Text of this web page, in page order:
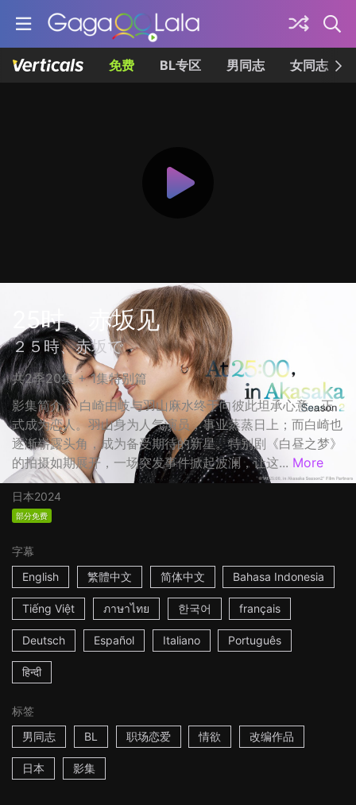
免费 BL专区 男同志 女同志
25时，赤坂见
２５時、赤坂で
共2季20集 + 1集特别篇
影集简介： 白崎由岐与羽山麻水终于向彼此坦承心意，正
式成为恋人。羽山身为人气演员，事业蒸蒸日上；而白崎也
逐渐崭露头角，成为备受期待的新星。特别剧《白昼之梦》
的拍摄如期展开，一场突发事件掀起波澜，让这... More
日本2024
部分免费
字幕
English
繁體中文 简体中文 Bahasa Indonesia
Tiếng Việt ภาษาไทย 한국어 français
Deutsch Español Italiano Português
हिन्दी
标签
男同志
BL 职场恋爱 情欲 改编作品
日本 影集